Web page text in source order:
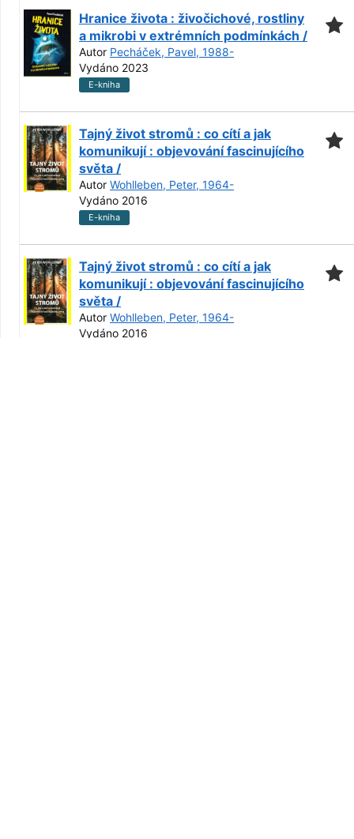
Hranice života : živočichové, rostliny
a mikrobi v extrémních podmínkách /
Autor Pecháček, Pavel, 1988-
Vydáno 2023
E-kniha
Tajný život stromů : co cítí a jak
komunikují : objevování fascinujícího
světa /
Autor Wohlleben, Peter, 1964-
Vydáno 2016
E-kniha
Tajný život stromů : co cítí a jak
komunikují : objevování fascinujícího
světa /
Autor Wohlleben, Peter, 1964-
Vydáno 2016